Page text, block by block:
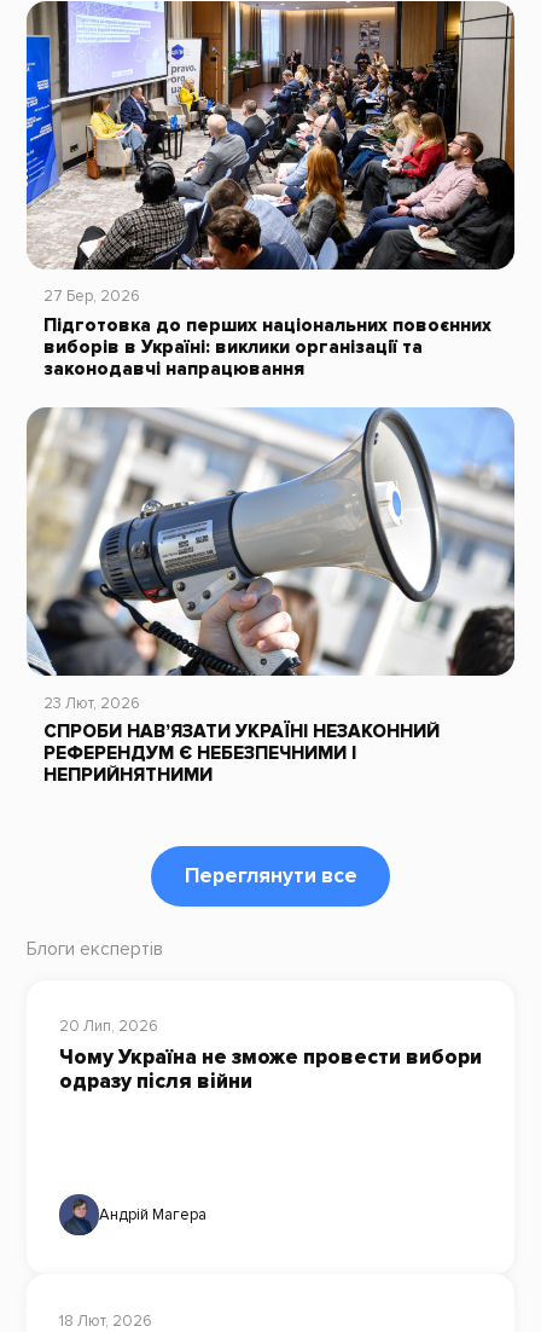
27 Бер, 2026
Підготовка до перших національних повоєнних
виборів в Україні: виклики організації та
законодавчі напрацювання
23 Лют, 2026
СПРОБИ НАВ’ЯЗАТИ УКРАЇНІ НЕЗАКОННИЙ
РЕФЕРЕНДУМ Є НЕБЕЗПЕЧНИМИ І
НЕПРИЙНЯТНИМИ
Переглянути все
Блоги експертів
20 Лип, 2026
Чому Україна не зможе провести вибори
одразу після війни
Андрій Магера
18 Лют, 2026